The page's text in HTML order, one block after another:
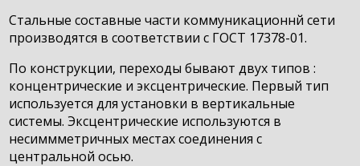
Стальные составные части коммуникационнй сети
производятся в соответствии с ГОСТ 17378-01.
По конструкции, переходы бывают двух типов :
концентрические и эксцентрические. Первый тип
используется для установки в вертикальные
системы. Эксцентрические используются в
несиммметричных местах соединения с
центральной осью.